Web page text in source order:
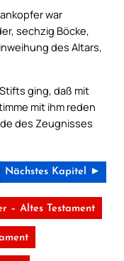
war
sechzig Böcke,
des Altars,
ging, daß mit
mit ihm reden
des Zeugnisses
Nächstes Kapitel ►
– Altes Testament